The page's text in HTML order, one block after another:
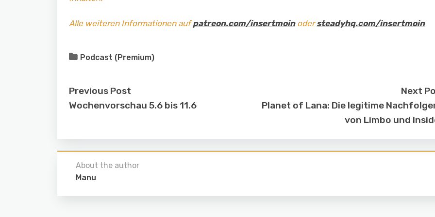
Alle weiteren Informationen aufpatreon.com/insertmoinodersteadyhq.com/insertmoin
Podcast (Premium)
Previous Post
Wochenvorschau 5.6 bis 11.6
Next
Planet of Lana: Die legitime
von Limbo und
About the author
Manu